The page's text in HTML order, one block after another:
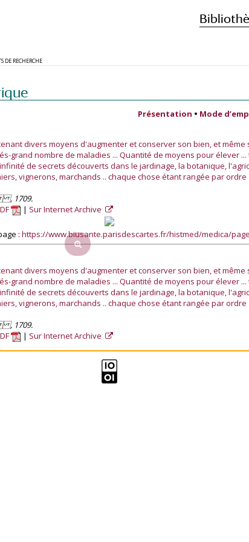
DE RECHERCHE
Présentation • Mode
divers moyens d'augmenter et conserver son bien, et même
grand nombre de maladies ... Quantité de moyens pour élever
de secrets découverts dans le jardinage, la botanique,
vignerons, marchands .. chaque chose étant rangée par
, 1709.
Sur Internet Archive
: https://www.biusante.parisdescartes.fr/histmed/medica/
divers moyens d'augmenter et conserver son bien, et même
grand nombre de maladies ... Quantité de moyens pour élever
de secrets découverts dans le jardinage, la botanique,
vignerons, marchands .. chaque chose étant rangée par
, 1709.
Sur Internet Archive